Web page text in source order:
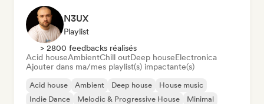
N3UX
Playlist
> 2800 feedbacks réalisés
Acid houseAmbientChill outDeep houseElectronica
Ajouter dans ma/mes playlist(s) impactante(s)
Acid house Ambient Deep house
House music
Indie Dance
Melodic & Progressive House
Minimal